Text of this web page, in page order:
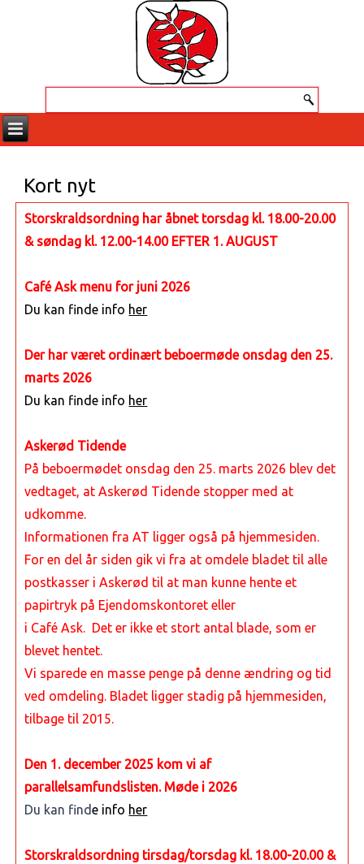
Kort nyt
Storskraldsordning har åbnet torsdag kl. 18.00-20.00
& søndag kl. 12.00-14.00 EFTER 1. AUGUST
Café Ask menu for juni 2026
Du kan finde info her
Der har været ordinært beboermøde onsdag den 25.
marts 2026
Du kan finde info her
Askerød Tidende
På beboermødet onsdag den 25. marts 2026 blev det
vedtaget, at Askerød Tidende stopper med at
udkomme.
Informationen fra AT ligger også på hjemmesiden.
For en del år siden gik vi fra at omdele bladet til alle
postkasser i Askerød til at man kunne hente et
papirtryk på Ejendomskontoret eller
i Café Ask. Det er ikke et stort antal blade, som er
blevet hentet.
Vi sparede en masse penge på denne ændring og tid
ved omdeling. Bladet ligger stadig på hjemmesiden,
tilbage til 2015.
Den 1. december 2025 kom vi af
parallelsamfundslisten. Møde i 2026
Du kan finde info her
Storskraldsordning tirsdag/torsdag kl. 18.00-20.00 &